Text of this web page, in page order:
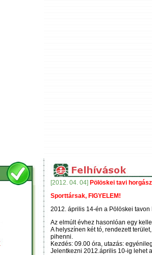
[2012. 04. 04] Pölöskei tavi
Sporttársak, FIGYELEM!
2012. április 14-én a Pölöskei
Az elmúlt évhez hasonlóan egy
A helyszínen két tó, rendezett
pihenni.
Kezdés: 09.00 óra, utazás:
Jelentkezni 2012.április 10-ig lehet